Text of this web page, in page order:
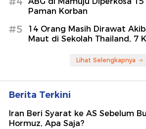
Paman Korban
#5
14 Orang Masih Dirawat
Maut di Sekolah Thailand, 7
Lihat Selengkapnya
Berita Terkini
Iran Beri Syarat ke AS Sebelum
Hormuz, Apa Saja?